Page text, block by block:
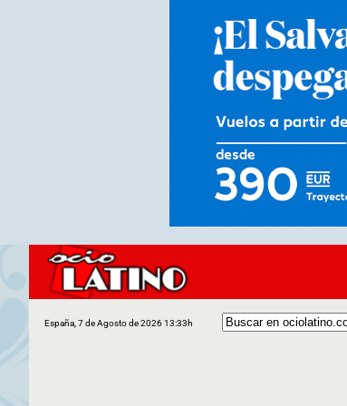
España, 7 de Agosto de 2026 13:33h